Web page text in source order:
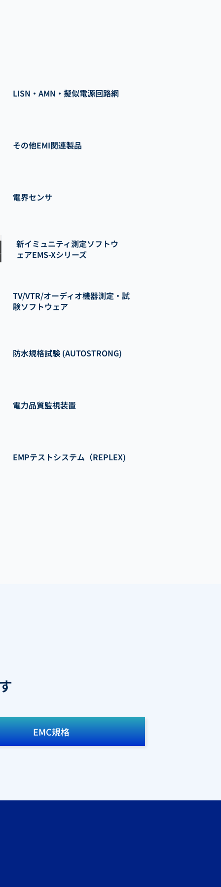
LISN・AMN・擬似電源回路網
その他EMI関連製品
電界センサ
新イミュニティ測定ソフトウ
ェアEMS-Xシリーズ
TV/VTR/オーディオ機器測定・試
験ソフトウェア
防水規格試験 (AUTOSTRONG)
電力品質監視装置
EMPテストシステム（REPLEX)
EMC規格